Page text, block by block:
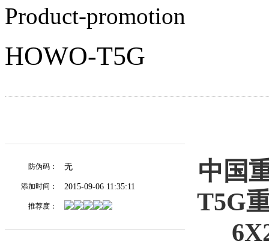
Product-promotion
HOWO-T5G
防伪码： 无
添加时间： 2015-09-06 11:35:11
推荐度：
中国
T5G